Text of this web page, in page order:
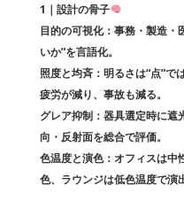
1｜設計の骨子
目的の可視化：事務・製造・
いか”を言語化。
照度と均斉：明るさは“点”で
疲労が減り、事故も減る。
グレア抑制：器具選定時に
向・反射面を総合で評価。
色温度と演色：オフィスは中
色、ラウンジは低色温度で演